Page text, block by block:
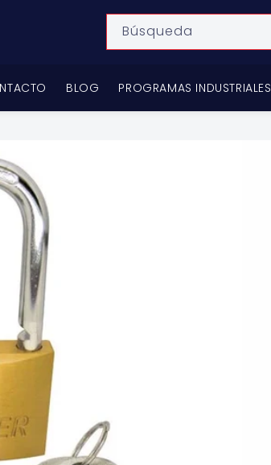
Búsqueda
BLOG PROGRAMAS INDUSTRIALES